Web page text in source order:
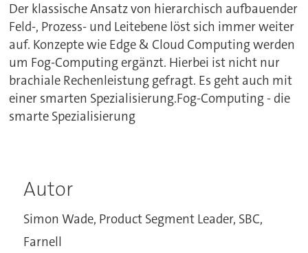
Der klassische Ansatz von hierarchisch aufbauender
Feld-, Prozess- und Leitebene löst sich immer weiter
auf. Konzepte wie Edge & Cloud Computing werden
um Fog-Computing ergänzt. Hierbei ist nicht nur
brachiale Rechenleistung gefragt. Es geht auch mit
einer smarten Spezialisierung.Fog-Computing - die
smarte Spezialisierung
Autor
Simon Wade, Product Segment Leader, SBC,
Farnell